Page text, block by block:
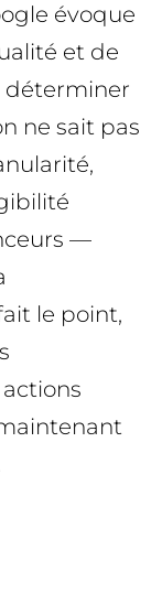
évoque
et de
déterminer
ne sait pas
—
le point,